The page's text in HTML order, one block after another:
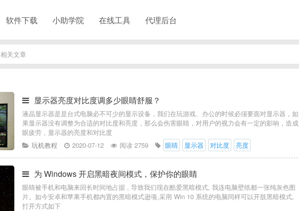
软件下载 小助学院 在线工具 代理后台
相关文章
显示器亮度对比度调多少眼睛舒服？
液晶显示器是是台式电脑必不可少的显示设备，我们在玩游戏、办公的时候必须要面对显示器，如
果显示器没有调整为合适的对比度和亮度，那么会伤害眼睛，对用户的视力会有一定的影响，造成
眼疲劳，显示器的亮度和对比度
玩机教程
2020-07-12 阅读 2759 眼睛 显示器 对比度 亮度
为 Windows 开启黑暗夜间模式，保护你的眼睛
眼睛被手机和电脑来回长时间地占据 , 导致我们现在酷爱黑暗模式, 我连电脑壁纸都一张纯灰色图
片。如今安卓和苹果手机都内置的黑暗模式逊项,采用 Win 10 系统的电脑同样可以开肢黑暗模式,
打开方式如下